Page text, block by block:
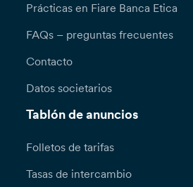
Prácticas en Fiare Banca Etica
FAQs – preguntas frecuentes
Contacto
Datos societarios
Tablón de anuncios
Folletos de tarifas
Tasas de intercambio